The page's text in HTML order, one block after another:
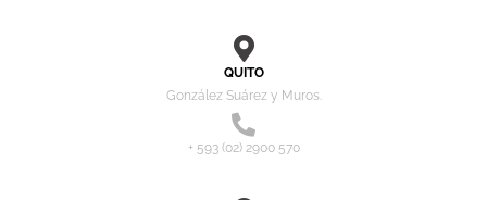
QUITO
González Suárez y Muros.
+ 593 (02) 2900 570